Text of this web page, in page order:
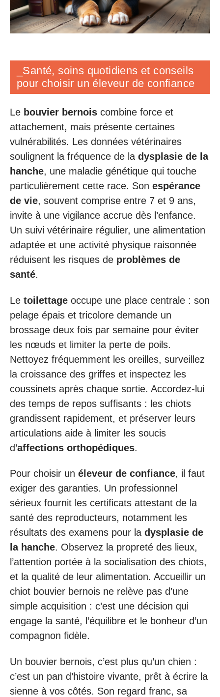
_Santé, soins quotidiens et conseils
pour choisir un éleveur de confiance
Le bouvier bernois combine force et
attachement, mais présente certaines
vulnérabilités. Les données vétérinaires
soulignent la fréquence de la dysplasie de la
hanche, une maladie génétique qui touche
particulièrement cette race. Son espérance
de vie, souvent comprise entre 7 et 9 ans,
invite à une vigilance accrue dès l’enfance.
Un suivi vétérinaire régulier, une alimentation
adaptée et une activité physique raisonnée
réduisent les risques de problèmes de
santé.
Le toilettage occupe une place centrale : son
pelage épais et tricolore demande un
brossage deux fois par semaine pour éviter
les nœuds et limiter la perte de poils.
Nettoyez fréquemment les oreilles, surveillez
la croissance des griffes et inspectez les
coussinets après chaque sortie. Accordez-lui
des temps de repos suffisants : les chiots
grandissent rapidement, et préserver leurs
articulations aide à limiter les soucis
d’affections orthopédiques.
Pour choisir un éleveur de confiance, il faut
exiger des garanties. Un professionnel
sérieux fournit les certificats attestant de la
santé des reproducteurs, notamment les
résultats des examens pour la dysplasie de
la hanche. Observez la propreté des lieux,
l’attention portée à la socialisation des chiots,
et la qualité de leur alimentation. Accueillir un
chiot bouvier bernois ne relève pas d’une
simple acquisition : c’est une décision qui
engage la santé, l’équilibre et le bonheur d’un
compagnon fidèle.
Un bouvier bernois, c’est plus qu’un chien :
c’est un pan d’histoire vivante, prêt à écrire la
sienne à vos côtés. Son regard franc, sa